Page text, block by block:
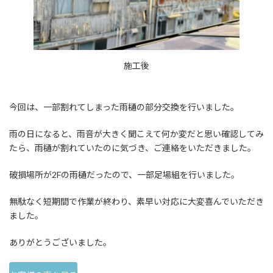
施工後
今回は、一部割れてしまった雨樋の部分交換を行いました。
雨の日になると、雨音が大きく聞こえて何か変だと思い確認してみ
たら、雨樋が割れていたのに気づき、ご連絡をいただきました。
破損場所が2Fの雨樋だったので、一部足場組を行いました。
無駄なく短期間で作業が終わり、素早い対応に大変喜んでいただき
ました。
ありがとうございました。